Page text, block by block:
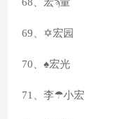
69、✡宏园
70、♠宏光
71、李☂小宏